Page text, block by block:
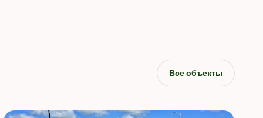
Все объекты